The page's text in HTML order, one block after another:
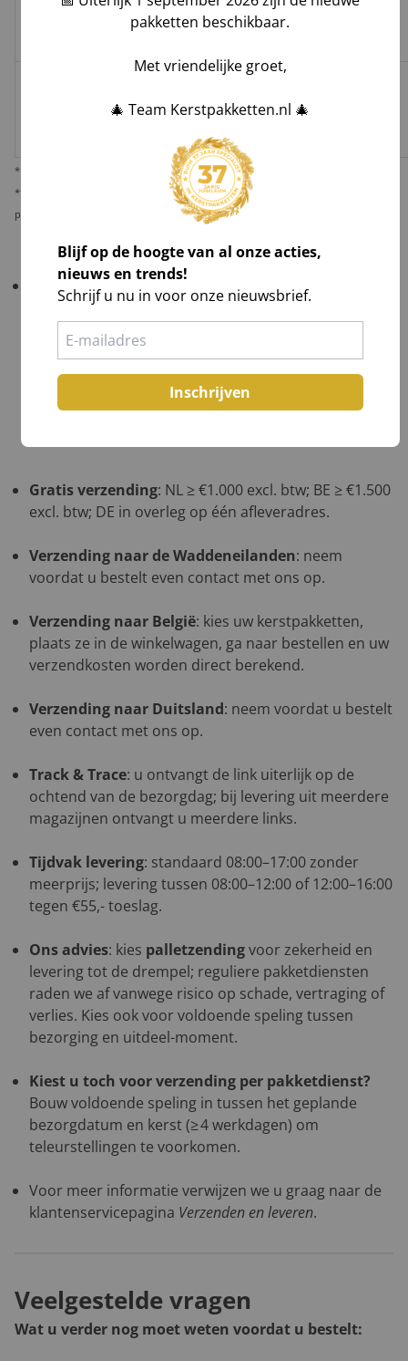
✅ ❌
✅ ✅* ✅
* Behoudens overmacht calamiteiten.
** De verantwoordelijkheid op dit risico als gevolg van uw keuze voor reguliere
pakketbezorging rust bij u als opdrachtgever.
Belangrijk!Controleer uw bestelling bij levering
altijd grondigin het bijzijn van de chauffeur
Tel aantallen,
Check zichtbare schade en maak foto's,
Laat afwijkingen noteren op de vrachtbrief, óók
op de kopie van de chauffeur,
Gratis verzending: NL ≥ €1.000 excl. btw; BE ≥ €1.500
excl. btw; DE in overleg op één afleveradres.
Verzending naar de Waddeneilanden: neem
voordat u bestelt even contact met ons op.
Verzending naar België: kies uw kerstpakketten,
plaats ze in de winkelwagen, ga naar bestellen en uw
verzendkosten worden direct berekend.
Verzending naar Duitsland: neem voordat u bestelt
even contact met ons op.
Track & Trace: u ontvangt de link uiterlijk op de
ochtend van de bezorgdag; bij levering uit meerdere
magazijnen ontvangt u meerdere links.
Tijdvak levering: standaard 08:00–17:00 zonder
meerprijs; levering tussen 08:00–12:00 of 12:00–16:00
tegen €55,- toeslag.
Ons advies: kies palletzendingvoor zekerheid en
levering tot de drempel; reguliere pakketdiensten
raden we af vanwege risico op schade, vertraging of
verlies. Kies ook voor voldoende speling tussen
bezorging en uitdeel-moment.
Kiest u toch voor verzending per pakketdienst?
Bouw voldoende speling in tussen het geplande
bezorgdatum en kerst (≥ 4 werkdagen) om
teleurstellingen te voorkomen.
Voor meer informatie verwijzen we u graag naar de
klantenservicepagina Verzenden en leveren.
Veelgestelde vragen
Wat u verder nog moet weten voordat u bestelt:
pakketten beschikbaar.
Met vriendelijke groet,
🎄 Team Kerstpakketten.nl 🎄
Blijf op de hoogte van al onze acties,
nieuws en trends!
Schrijf u nu in voor onze nieuwsbrief.
Inschrijven